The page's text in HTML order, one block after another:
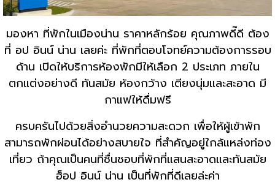
มองหา ที่พักในเมืองน่าน ราคาหลักร้อย คุณภาพดี๊ดี ต้อง
ที่ อป อินน์ น่าน เลยค่ะ ที่พักที่ตอบโจทย์ความต้องการรอบ
ด้าน เปิดให้บริการห้องพักมีให้เลือก 2 ประเภท ภายใน
ตกแต่งอย่างดี ทันสมัย ห้องกว้าง เตียงนุ่มและสะอาด มี
กาแฟให้ดื่มฟรี
ครบครันไปด้วยสิ่งอำนวยความสะดวก เพื่อให้ผู้เข้าพัก
สามารถพักผ่อนได้อย่างสบายใจ ที่สำคัญอยู่ใกล้แหล่งท่อง
เที่ยว ถ้าคุณเป็นคนที่ชื่นชอบที่พักที่แสนสะอาดและทันสมัย
ฮ็อป อินน์ น่าน เป็นที่พักที่ดีเลยล่ะค่า